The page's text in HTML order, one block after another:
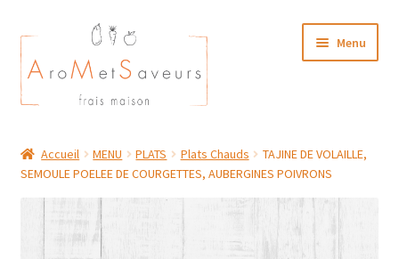
Aller
à
la
navigation
Aller
au
contenu
Menu
Plat du Jour/ Menu Week end
NOS BOUTIQUES
Accueil MENU PLATS Plats Chauds
TAJINE DE VOLAILLE,
SEMOULE POELEE DE COURGETTES, AUBERGINES POIVRONS